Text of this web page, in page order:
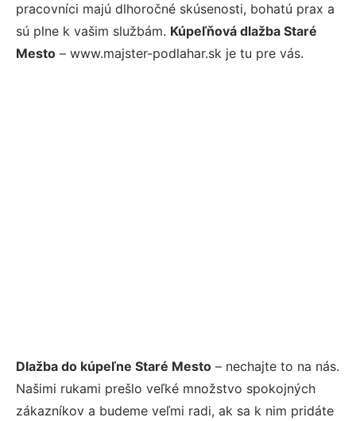
pracovníci majú dlhoročné skúsenosti, bohatú prax a
sú plne k vašim službám. Kúpeľňová dlažba Staré
Mesto – www.majster-podlahar.sk je tu pre vás.
Dlažba do kúpeľne Staré Mesto – nechajte to na nás.
Našimi rukami prešlo veľké množstvo spokojných
zákazníkov a budeme veľmi radi, ak sa k nim pridáte